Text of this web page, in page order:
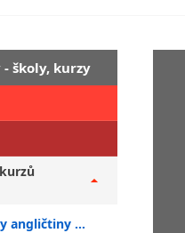
školy, kurzy
Skupinové kurzy angličtiny pro veřejnost Plzeň + experti